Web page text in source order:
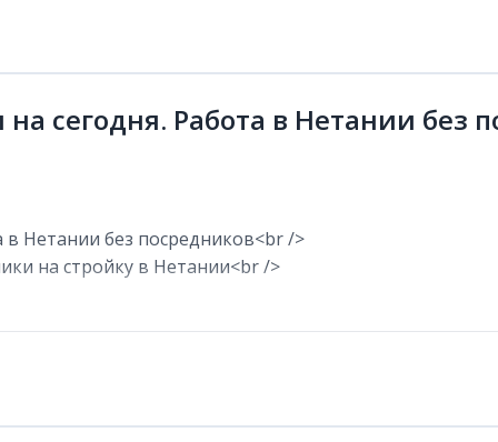
сегодня. Работа в Нетании без
в Нетании без посредников<br />
на стройку в Нетании<br />